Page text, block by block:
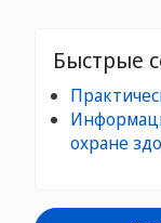
Быстрые
охране